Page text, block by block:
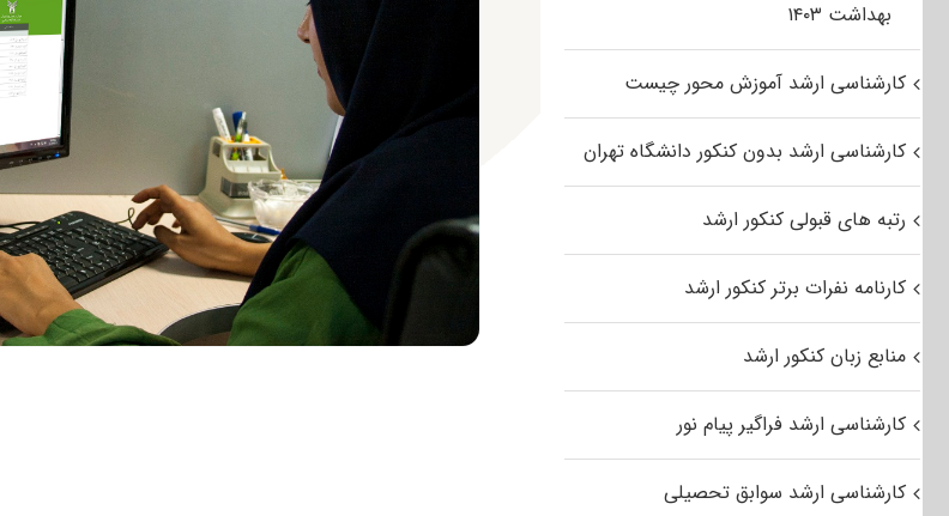
بهداشت ۱۴۰۳
کارشناسی ارشد آموزش محور چیست
کارشناسی ارشد بدون کنکور دانشگاه تهران
رتبه های قبولی کنکور ارشد
کارنامه نفرات برتر کنکور ارشد
منابع زبان کنکور ارشد
کارشناسی ارشد فراگیر پیام نور
کارشناسی ارشد سوابق تحصیلی